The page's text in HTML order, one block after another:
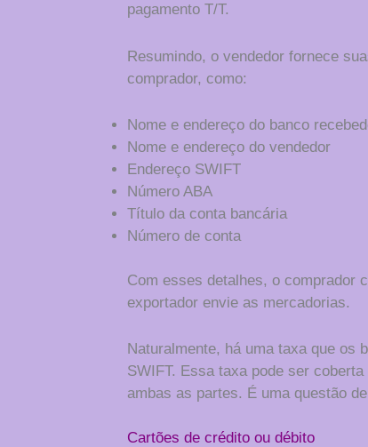
pagamento T/T.
Resumindo, o vendedor fornece
comprador, como:
Nome e endereço do banco
Nome e endereço do vendedor
Endereço SWIFT
Número ABA
Título da conta bancária
Número de conta
Com esses detalhes, o comprador
exportador envie as mercadorias.
Naturalmente, há uma taxa que os
SWIFT. Essa taxa pode ser
ambas as partes. É uma questão
Cartões de crédito ou débito